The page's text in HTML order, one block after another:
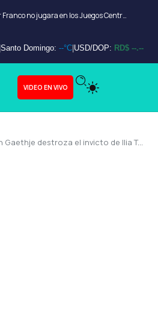
Wander Franco no jugara en los Juegos Centroamericanos y de el Caribe Santo Domingo 2026
Santo Domingo: --°C| USD/DOP: RD$ --.--
VIDEO EN VIVO
destroza el invicto de Ilia Topuria en una noche histórica para la UFC